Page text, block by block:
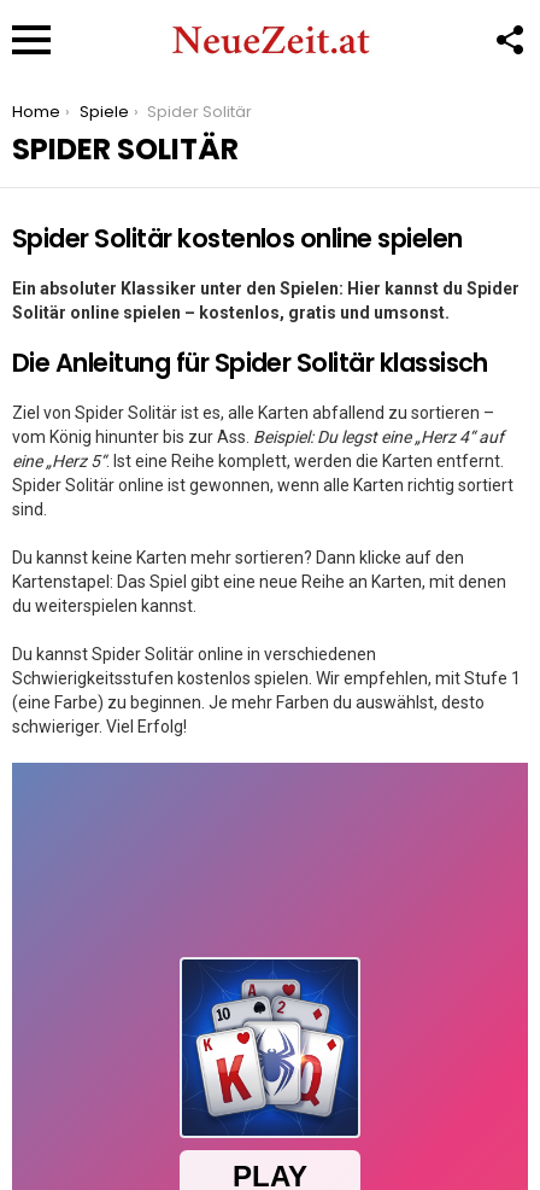
You are here:
Home Spiele Spider Solitär
SPIDER SOLITÄR
Spider Solitär kostenlos online spielen
Ein absoluter Klassiker unter den Spielen: Hier kannst du Spider
Solitär online spielen – kostenlos, gratis und umsonst.
Die Anleitung für Spider Solitär klassisch
Ziel von Spider Solitär ist es, alle Karten abfallend zu sortieren –
vom König hinunter bis zur Ass. Beispiel: Du legst eine „Herz 4“ auf
eine „Herz 5“. Ist eine Reihe komplett, werden die Karten entfernt.
Spider Solitär online ist gewonnen, wenn alle Karten richtig sortiert
sind.
Du kannst keine Karten mehr sortieren? Dann klicke auf den
Kartenstapel: Das Spiel gibt eine neue Reihe an Karten, mit denen
du weiterspielen kannst.
Du kannst Spider Solitär online in verschiedenen
Schwierigkeitsstufen kostenlos spielen. Wir empfehlen, mit Stufe 1
(eine Farbe) zu beginnen. Je mehr Farben du auswählst, desto
schwieriger. Viel Erfolg!